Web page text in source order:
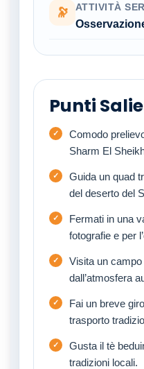
🔭 ATTIVITÀ
Punti
Comodo
Sharm El
Guida un quad
del deserto del
Fermati in una
fotografie e per
Visita un
dall’atmosfera
Fai un breve
trasporto
Gusta il tè
tradizioni locali.